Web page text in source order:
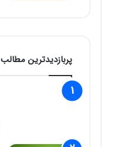
پربازدیدترین مطالب